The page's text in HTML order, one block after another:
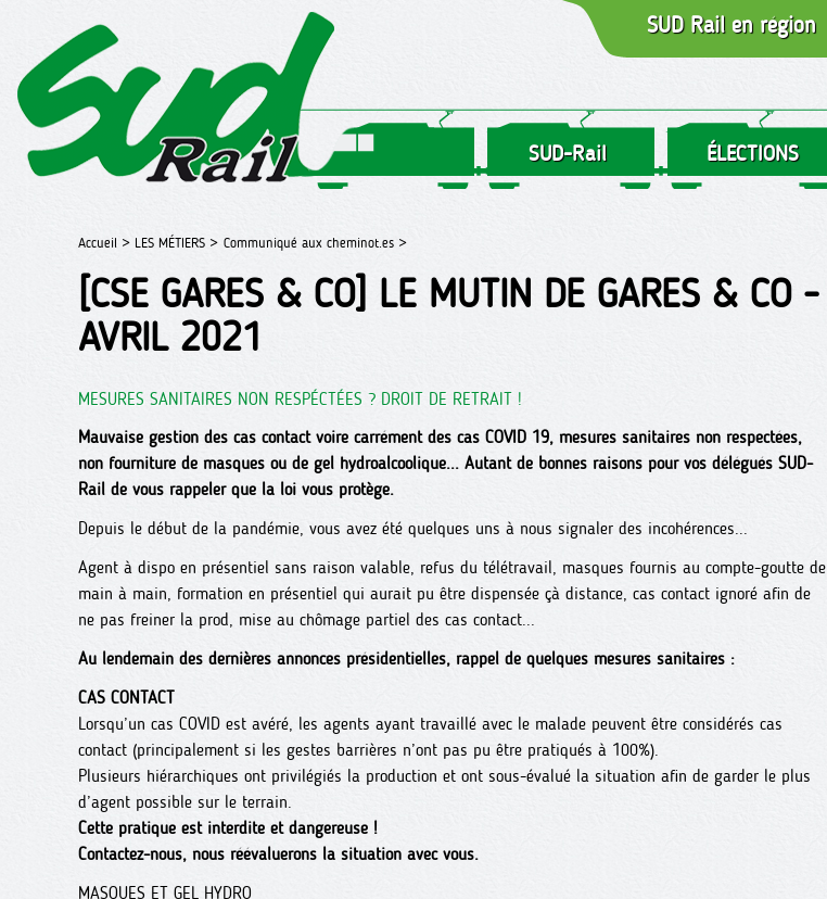
SUD Rail en région
SUD-Rail ÉLECTIONS
Accueil > LES MÉTIERS > Communiqué aux cheminot.es >
[CSE GARES & CO] LE MUTIN DE GARES & CO -
AVRIL 2021
MESURES SANITAIRES NON RESPÉCTÉES ? DROIT DE RETRAIT !
Mauvaise gestion des cas contact voire carrément des cas COVID 19, mesures sanitaires non respectées,
non fourniture de masques ou de gel hydroalcoolique... Autant de bonnes raisons pour vos délégués SUD-
Rail de vous rappeler que la loi vous protège.
Depuis le début de la pandémie, vous avez été quelques uns à nous signaler des incohérences...
Agent à dispo en présentiel sans raison valable, refus du télétravail, masques fournis au compte-goutte de
main à main, formation en présentiel qui aurait pu être dispensée çà distance, cas contact ignoré afin de
ne pas freiner la prod, mise au chômage partiel des cas contact...
Au lendemain des dernières annonces présidentielles, rappel de quelques mesures sanitaires :
CAS CONTACT
Lorsqu’un cas COVID est avéré, les agents ayant travaillé avec le malade peuvent être considérés cas
contact (principalement si les gestes barrières n’ont pas pu être pratiqués à 100%).
Plusieurs hiérarchiques ont privilégiés la production et ont sous-évalué la situation afin de garder le plus
d’agent possible sur le terrain.
Cette pratique est interdite et dangereuse !
Contactez-nous, nous réévaluerons la situation avec vous.
MASQUES ET GEL HYDRO